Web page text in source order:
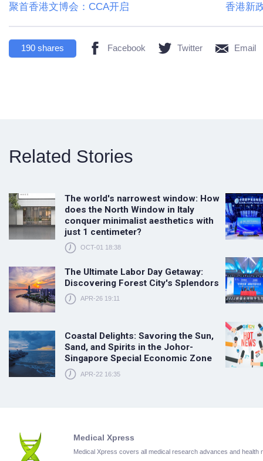
聚首香港文博会：CCA开启
香港新
190 shares Facebook Twitter Email
Related Stories
The world's narrowest window: How
does the North Window in Italy
conquer minimalist aesthetics with
just 1 centimeter?
OCT-01 18:38
The Ultimate Labor Day Getaway:
Discovering Forest City's Splendors
APR-26 19:11
Coastal Delights: Savoring the Sun,
Sand, and Spirits in the Johor-
Singapore Special Economic Zone
APR-22 16:35
Medical Xpress
Medical Xpress covers all medical research advances and health